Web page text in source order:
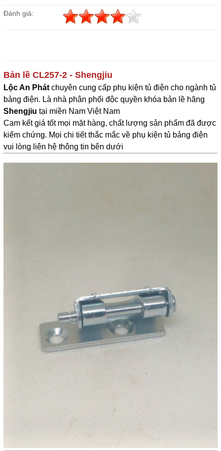
Đánh giá:
Bản lề CL257-2- Shengjiu
Lộc An Phátchuyên cung cấp phụ kiện tủ điện cho ngành tủ
Shengjiu tại miền Nam Việt Nam
Cam kết giá tốt mọi mặt hàng, chất lượng sản phẩm đã được
kiểm chứng. Mọi chi tiết thắc mắc về phụ kiện tủ bảng điện
vui lòng liên hệ thông tin bên dưới